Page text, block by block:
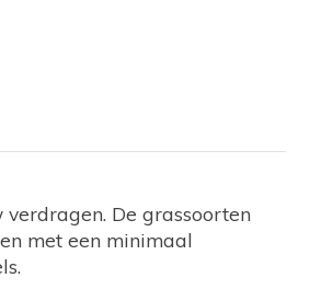
De grassoorten
met een minimaal